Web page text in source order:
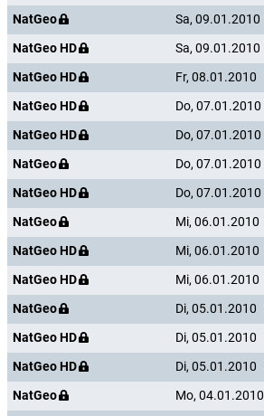
NatGeo
Sa, 09.01.2010
NatGeo HD
Sa, 09.01.2010
NatGeo HD
Fr, 08.01.2010
NatGeo HD
Do, 07.01.2010
NatGeo HD
Do, 07.01.2010
NatGeo
Do, 07.01.2010
NatGeo HD
Do, 07.01.2010
NatGeo
Mi, 06.01.2010
NatGeo HD
Mi, 06.01.2010
NatGeo HD
Mi, 06.01.2010
NatGeo
Di, 05.01.2010
NatGeo HD
Di, 05.01.2010
NatGeo HD
Di, 05.01.2010
NatGeo
Mo, 04.01.2010